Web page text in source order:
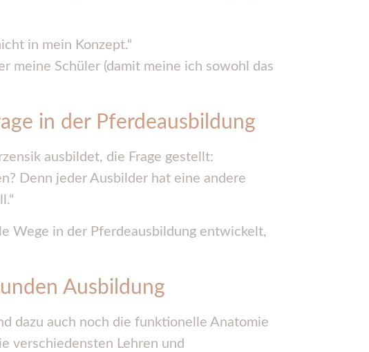
in mein Konzept.“
meine Schüler (damit meine ich sowohl das
in der Pferdeausbildung
ausbildet, die Frage gestellt:
Denn jeder Ausbilder hat eine andere
Wege in der Pferdeausbildung entwickelt,
Ausbildung
dazu auch noch die funktionelle Anatomie
verschiedensten Lehren und